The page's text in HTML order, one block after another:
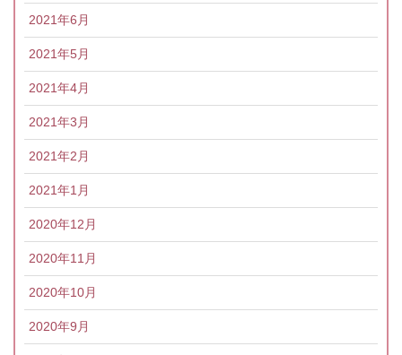
2021年6月
2021年5月
2021年4月
2021年3月
2021年2月
2021年1月
2020年12月
2020年11月
2020年10月
2020年9月